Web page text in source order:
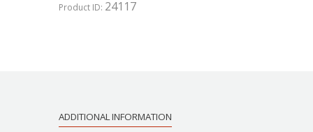
Product ID: 24117
ADDITIONAL INFORMATION